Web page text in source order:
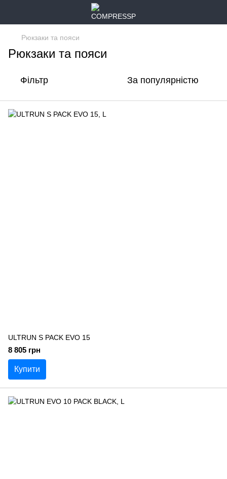
Рюкзаки та пояси
Рюкзаки та пояси
Фільтр За популярністю
ULTRUN S PACK EVO 15
8 805 грн
Купити